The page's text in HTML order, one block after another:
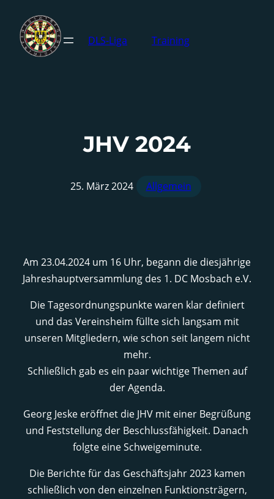
DLS-Liga Training
JHV 2024
25. März 2024 Allgemein
Am 23.04.2024 um 16 Uhr, begann die diesjährige
Jahreshauptversammlung des 1. DC Mosbach e.V.
Die Tagesordnungspunkte waren klar definiert
und das Vereinsheim füllte sich langsam mit
unseren Mitgliedern, wie schon seit langem nicht
mehr.
Schließlich gab es ein paar wichtige Themen auf
der Agenda.
Georg Jeske eröffnet die JHV mit einer Begrüßung
und Feststellung der Beschlussfähigkeit. Danach
folgte eine Schweigeminute.
Die Berichte für das Geschäftsjahr 2023 kamen
schließlich von den einzelnen Funktionsträgern,